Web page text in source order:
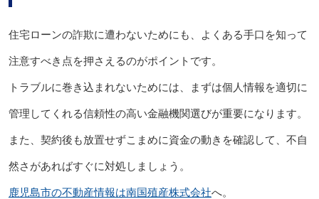
住宅ローンの詐欺に遭わないためにも、よくある手口を知って
注意すべき点を押さえるのがポイントです。
トラブルに巻き込まれないためには、まずは個人情報を適切に
管理してくれる信頼性の高い金融機関選びが重要になります。
また、契約後も放置せずこまめに資金の動きを確認して、不自
然さがあればすぐに対処しましょう。
鹿児島市の不動産情報は南国殖産株式会社へ。